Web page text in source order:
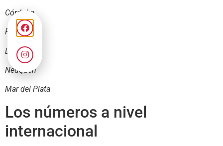
Córdoba
Rosario
La Plata
Neuquén
Mar del Plata
Los números a nivel
internacional